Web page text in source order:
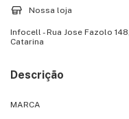
Nossa loja
Infocell - Rua Jose Fazolo
Catarina
Descrição
MARCA